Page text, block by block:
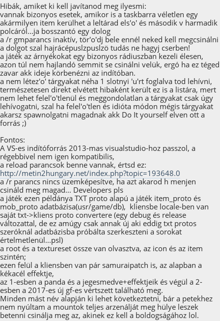
Hibák, amiket ki kell javítanod meg ilyesmi:
vannak bizonyos esetek, amikor is a taskbarra véletlen egy
akármilyen item kerülhet a leltárad els'o' és második v harmadik
polcáról...ja bosszantó egy dolog
a /r gmparancs inaktív, tör'o'dj bele ennél neked kell megcsinálni
a dolgot szal hajrácépuslzpuslzö tudás ne hagyj cserben!
a játék az árnyékokat egy bizonyos rádiuszban kezeli élesen,
azon túl nem hajlandó semmit se csinálni velük, ergó ha ez téged
zavar akk ideje körbenézni az indítóban.
a nem létez'o' tárgyakat néha 1 slotnyi 'u'rt foglalva tod lehívni,
természetesen direkt elvétett hibaként került ez is a listára, mert
nem lehet felel'o'tlenül és meggondolatlan a tárgyakat csak úgy
lehívogatni, szal ha felel'o'tlen és idióta módon mégis tárgyakat
akarsz spawnolgatni magadnak akk Do It yourself elven ott a
forrás ;)
Fontos:
A VS-es indítóforrás 2013-mas visualstudio-hoz passzol, a
régebbivel nem igen kompatibilis,
a reload parancsok benne vannak, értsd ez:
http://metin2hungary.net/index.php?topic=193648.0
a /r parancs nincs üzemképesítve, ha azt akarod h menjen
csináld meg magad... Developers pls
a játék ezen példánya TXT proto alapú a játék item_proto és
mob_proto adatbázisa(usr/game/db), kliensbe locale-ben van
saját txt->kliens proto convertere (egy debug és release
változattal, de ez amúgy csak annak új aki eddig txt protos
szeróknál adatbázisba próbálta szerkeszteni a sorokat
értelmetlenül...psl)
a root és a textureset össze van olvasztva, az icon és az item
szintén;
ezen felül a kliensben van pár samuraipatch is, az alapban a
kékacél effektje,
az 1-esben a panda és a jegesmedve+effektjeik és végül a 2-
esben a 2017-es új gf-es vértszett található meg.
Minden mást név alapján ki lehet következtetni, bár a petekhez
nem nyúltam a mountok teljes arzenálját meg hülye leszek
betenni csinálja meg az, akinek ez kell a boldogságához lol.